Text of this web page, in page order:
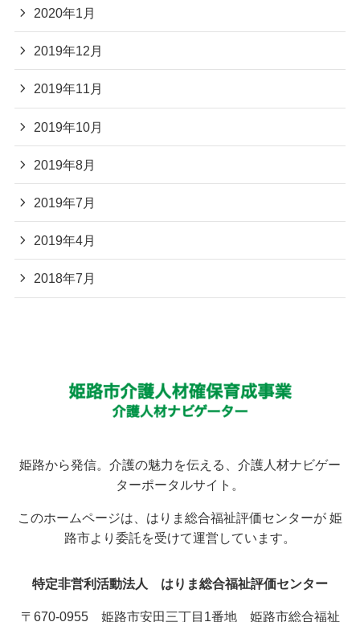
2020年1月
2019年12月
2019年11月
2019年10月
2019年8月
2019年7月
2019年4月
2018年7月
姫路から発信。介護の魅力を伝える、介護人材ナビゲー
ターポータルサイト。
このホームページは、はりま総合福祉評価センターが 姫
路市より委託を受けて運営しています。
特定非営利活動法人 はりま総合福祉評価センター
〒670-0955 姫路市安田三丁目1番地 姫路市総合福祉